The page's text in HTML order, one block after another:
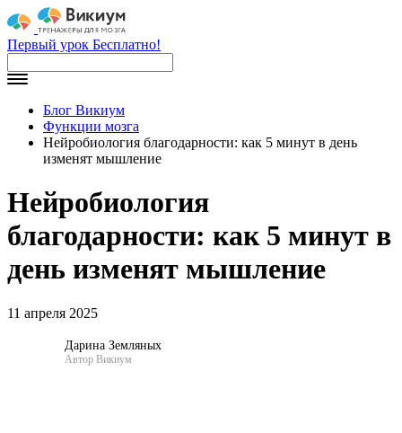
Первый урок Бесплатно!
Блог Викиум
Функции мозга
Нейробиология благодарности: как 5 минут в день
изменят мышление
Нейробиология
благодарности: как 5 минут в
день изменят мышление
11 апреля 2025
Дарина Земляных
Автор Викиум